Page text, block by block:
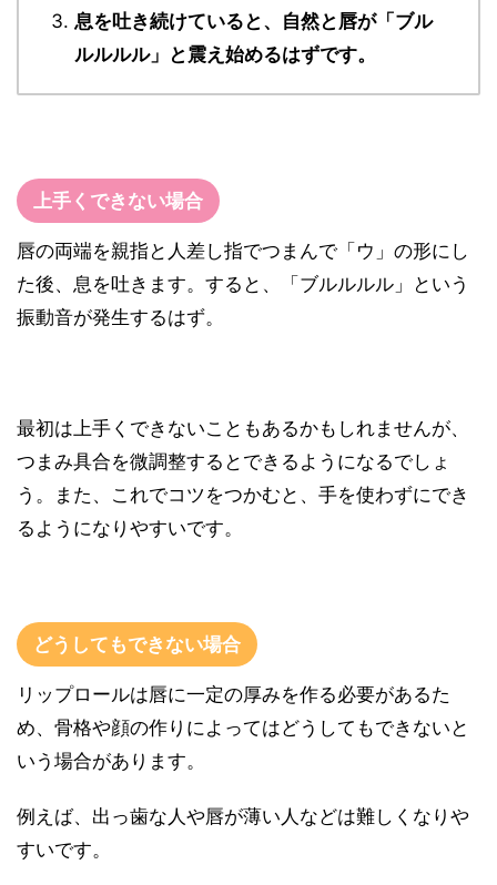
息を吐き続けていると、自然と唇が「ブル
ルルルル」と震え始めるはずです。
上手くできない場合
唇の両端を親指と人差し指でつまんで「ウ」の形にし
た後、息を吐きます。すると、「ブルルルル」という
振動音が発生するはず。
最初は上手くできないこともあるかもしれませんが、
つまみ具合を微調整するとできるようになるでしょ
う。また、これでコツをつかむと、手を使わずにでき
るようになりやすいです。
どうしてもできない場合
リップロールは唇に一定の厚みを作る必要があるた
め、骨格や顔の作りによってはどうしてもできないと
いう場合があります。
例えば、出っ歯な人や唇が薄い人などは難しくなりや
すいです。